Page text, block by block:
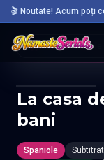
🎬 Noutate! Acum poți
filmele preferate care
Acasă Seriale
La casa
bani
Spaniole